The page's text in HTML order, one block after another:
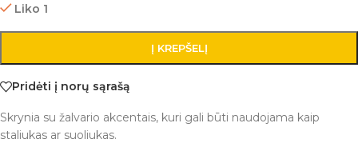
Liko 1
Į KREPŠELĮ
Pridėti į norų sąrašą
Skrynia su žalvario akcentais, kuri gali būti naudojama kaip
staliukas ar suoliukas.